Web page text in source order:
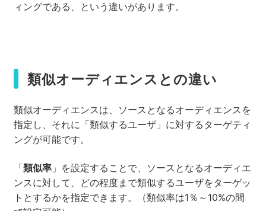
ィングである、という違いがあります。
類似オーディエンスとの違い
類似オーディエンスは、ソースとなるオーディエンスを
指定し、それに「類似するユーザ」に対するターゲティ
ングが可能です。
「類似率」を設定することで、ソースとなるオーディエ
ンスに対して、どの程度まで類似するユーザをターゲッ
トとするかを指定できます。（類似率は1％～10%の間